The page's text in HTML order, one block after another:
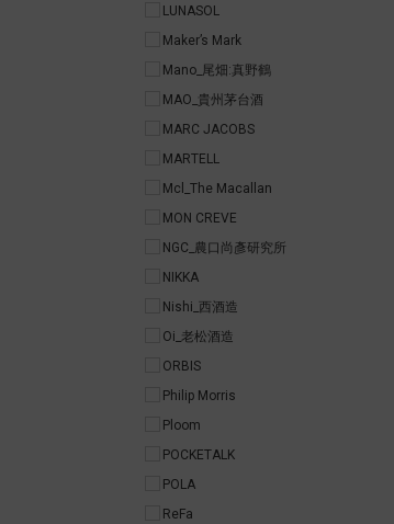
LUNASOL
Maker’s Mark
Mano_尾畑:真野鶴
MAO_貴州茅台酒
MARC JACOBS
MARTELL
Mcl_The Macallan
MON CREVE
NGC_農口尚彥研究所
NIKKA
Nishi_西酒造
Oi_老松酒造
ORBIS
Philip Morris
Ploom
POCKETALK
POLA
ReFa